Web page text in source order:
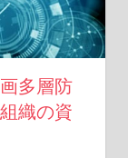
多層防
織の資